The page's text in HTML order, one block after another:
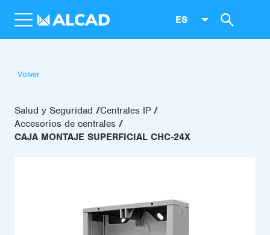
ES
Volver
Salud y Seguridad
Centrales IP
Accesorios de centrales
CAJA MONTAJE SUPERFICIAL CHC-24X